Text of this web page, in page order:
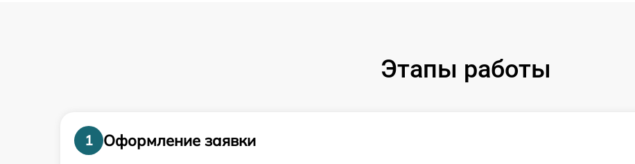
Этапы работы
1
Оформление заявки